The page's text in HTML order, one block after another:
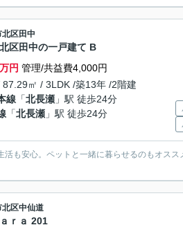
北区田中
区田中の一戸建て B
万円 管理/共益費4,000円
87.29㎡ / 3LDK /築13年 /2階建
線 「北長瀬 」駅 徒歩24分
「北長瀬 」駅 徒歩24分
も安心。ペットと一緒に暮らせるのもオス
北区中仙道
ｒａ 201